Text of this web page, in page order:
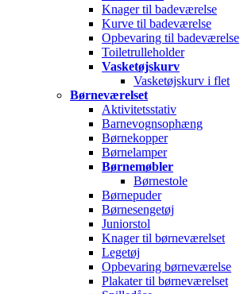
Knager til badeværelse
Kurve til badeværelse
Opbevaring til badeværelse
Toiletrulleholder
Vasketøjskurv
Vasketøjskurv i flet
Børneværelset
Aktivitetsstativ
Barnevognsophæng
Børnekopper
Børnelamper
Børnemøbler
Børnestole
Børnepuder
Børnesengetøj
Juniorstol
Knager til børneværelset
Legetøj
Opbevaring børneværelse
Plakater til børneværelset